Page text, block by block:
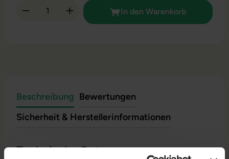
Produkt Anzahl: Gib den gewünschten
In den Warenkorb
Beschreibung Bewertungen
Sicherheit & Herstellerinformationen
Technische Daten